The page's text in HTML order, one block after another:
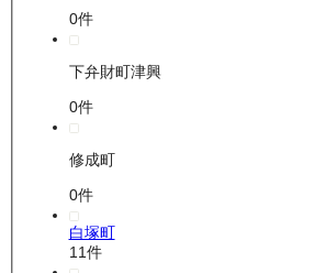
0件
下弁財町津興
0件
修成町
0件
白塚町
11件